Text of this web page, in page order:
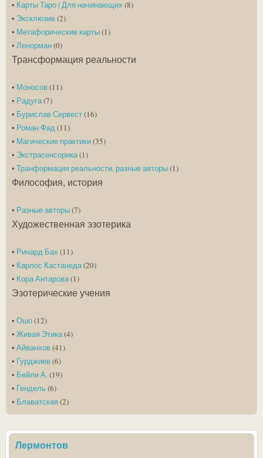
• Карты Таро | Для начинающих (8)
• Эксклюзив(2)
• Метафорические карты(1)
• Ленорман(0)
Трансформация реальности
• Моносов(11)
• Радуга(7)
• Бурислав Сервест(16)
• Роман Фад (11)
• Магические практики(35)
• Экстрасенсорика(1)
• Транформация реальности, разные авторы(1)
Философия, история
• Разные авторы(7)
Художественная эзотерика
• Ричард Бах (11)
• Карлос Кастанеда(20)
• Кора Антарова(1)
Эзотерические учения
• Ошо(12)
• Живая Этика(4)
• Айванхов(41)
• Гурджиев(6)
• Бейли А. (19)
• Гендель(6)
• Блаватская(2)
Лермонтов